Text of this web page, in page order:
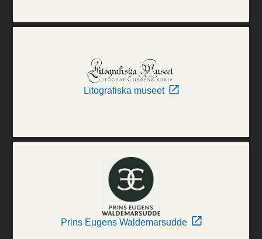
Litografiska museet
Prins Eugens Waldemarsudde